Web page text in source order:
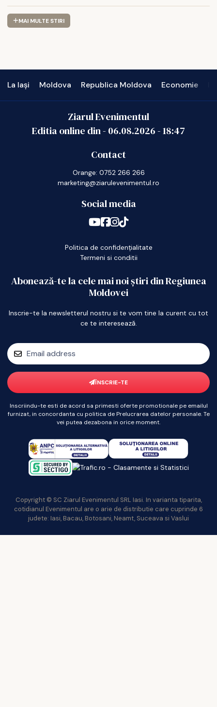
MAI MULTE STIRI
La Iași Moldova Republica Moldova Economie
Ziarul Evenimentul
Editia online din - 06.08.2026-18:47
Contact
Orange: 0752 266 266
marketing@ziarulevenimentul.ro
Social media
Politica de confidențialitate
Termeni si conditii
Abonează-te la cele mai noi știri din Regiunea
Moldovei
Inscrie-te la newsletterul nostru si te vom tine la curent cu tot
ce te interesează.
ÎNSCRIE-TE
Inscriindu-te esti de acord sa primesti oferte promotionale pe emailul
furnizat, in concordanta cu politica de Prelucrarea datelor personale. Te
vei putea dezabona in orice moment.
Copyright © SC Ziarul Evenimentul SRL Iasi. In varianta tiparita,
cotidianul Evenimentul are o arie de distributie care cuprinde 6
judete: Iasi, Bacau, Botosani, Neamt, Suceava si Vaslui